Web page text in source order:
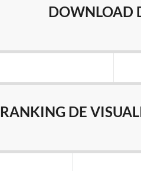
DOWNLOAD
RANKING DE